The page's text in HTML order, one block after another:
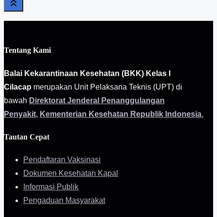
Tentang Kami
Balai Kekarantinaan Kesehatan (BKK) Kelas I
Cilacap merupakan Unit Pelaksana Teknis (UPT) di
bawah Direktorat Jenderal Penanggulangan
Penyakit, Kementerian Kesehatan Republik Indonesia.
Tautan Cepat
Pendaftaran Vaksinasi
Dokumen Kesehatan Kapal
Informasi Publik
Pengaduan Masyarakat